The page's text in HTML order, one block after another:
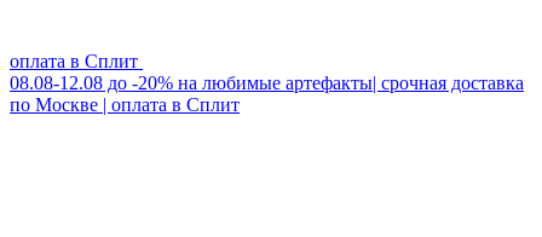
оплата в Сплит
08.08-12.08 до -20% на любимые артефакты| срочная доставка
по Москве | оплата в Сплит